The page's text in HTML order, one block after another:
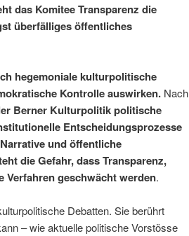
das Komitee Transparenz die
überfälliges öffentliches
hegemoniale kulturpolitische
Kontrolle auswirken. Nach
Berner Kulturpolitik politische
Entscheidungsprozesse
und öffentliche
die Gefahr, dass Transparenz,
Verfahren geschwächt werden.
Debatten. Sie berührt
– wie aktuelle politische Vorstösse